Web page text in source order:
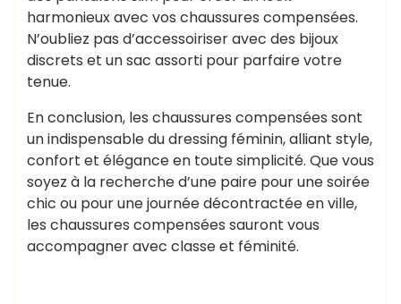
harmonieux avec vos chaussures compensées.
N’oubliez pas d’accessoiriser avec des bijoux
discrets et un sac assorti pour parfaire votre
tenue.
En conclusion, les chaussures compensées sont
un indispensable du dressing féminin, alliant style,
confort et élégance en toute simplicité. Que vous
soyez à la recherche d’une paire pour une soirée
chic ou pour une journée décontractée en ville,
les chaussures compensées sauront vous
accompagner avec classe et féminité.